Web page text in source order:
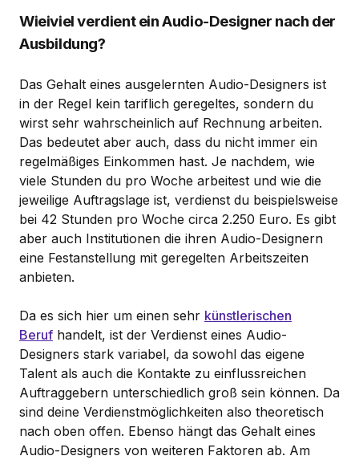
Wieiviel verdient ein Audio-Designer nach der
Ausbildung?
Das Gehalt eines ausgelernten Audio-Designers ist
in der Regel kein tariflich geregeltes, sondern du
wirst sehr wahrscheinlich auf Rechnung arbeiten.
Das bedeutet aber auch, dass du nicht immer ein
regelmäßiges Einkommen hast. Je nachdem, wie
viele Stunden du pro Woche arbeitest und wie die
jeweilige Auftragslage ist, verdienst du beispielsweise
bei 42 Stunden pro Woche circa 2.250 Euro. Es gibt
aber auch Institutionen die ihren Audio-Designern
eine Festanstellung mit geregelten Arbeitszeiten
anbieten.
Da es sich hier um einen sehr künstlerischen
Beruf handelt, ist der Verdienst eines Audio-
Designers stark variabel, da sowohl das eigene
Talent als auch die Kontakte zu einflussreichen
Auftraggebern unterschiedlich groß sein können. Da
sind deine Verdienstmöglichkeiten also theoretisch
nach oben offen. Ebenso hängt das Gehalt eines
Audio-Designers von weiteren Faktoren ab. Am